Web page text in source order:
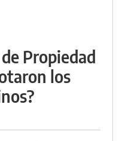
Propiedad
los